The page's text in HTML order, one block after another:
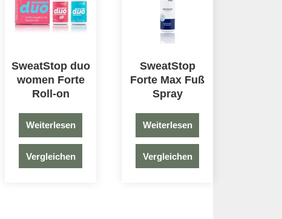
SweatStop duo
women Forte
Roll-on
Weiterlesen
Vergleichen
SweatStop
Forte Max Fuß
Spray
Weiterlesen
Vergleichen